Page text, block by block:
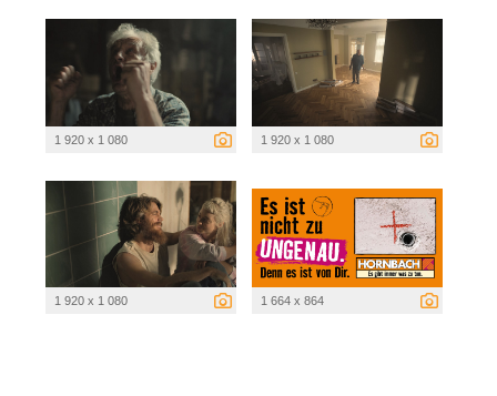
1 920 x 1 080 1 920 x 1 080
1 920 x 1 080 1 664 x 864